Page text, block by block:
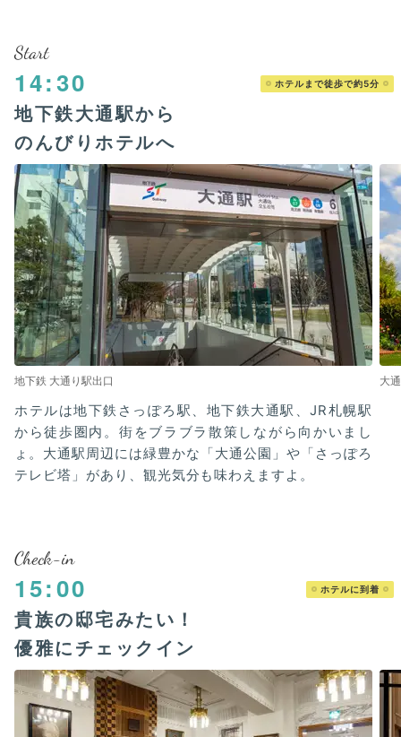
Start
14:30 ホテルまで徒歩で約5分
地下鉄大通駅から
のんびりホテルへ
地下鉄 大通り駅出口 大
ホテルは地下鉄さっぽろ駅、地下鉄大通駅、JR札幌駅
から徒歩圏内。街をブラブラ散策しながら向かいまし
ょ。大通駅周辺には緑豊かな「大通公園」や「さっぽろ
テレビ塔」があり、観光気分も味わえますよ。
Check-in
15:00 ホテルに到着
貴族の邸宅みたい！
優雅にチェックイン